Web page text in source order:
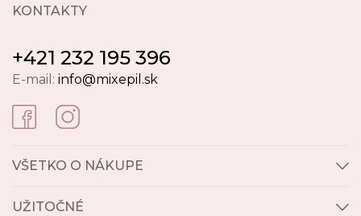
KONTAKTY
+421 232 195 396
E-mail: info@mixepil.sk
VŠETKO O NÁKUPE
UŽITOČNÉ